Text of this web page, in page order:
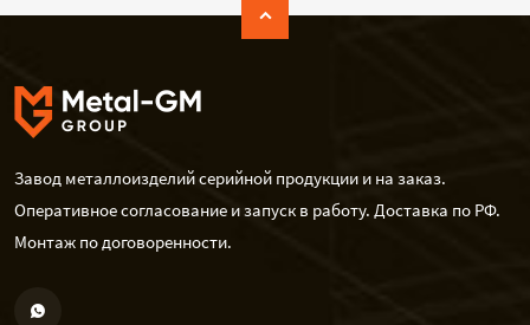
Завод металлоизделий серийной продукции и на заказ.
Оперативное согласование и запуск в работу. Доставка по РФ.
Монтаж по договоренности.